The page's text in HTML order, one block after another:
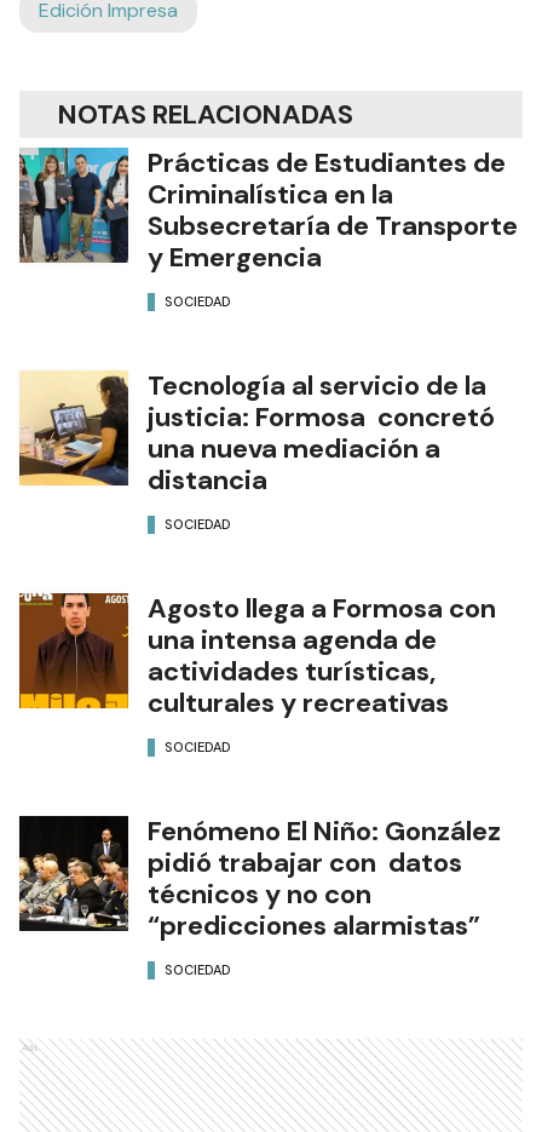
Edición Impresa
NOTAS RELACIONADAS
Prácticas de Estudiantes de
Criminalística en la
Subsecretaría de Transporte
y Emergencia
SOCIEDAD
Tecnología al servicio de la
justicia: Formosa concretó
una nueva mediación a
distancia
SOCIEDAD
Agosto llega a Formosa con
una intensa agenda de
actividades turísticas,
culturales y recreativas
SOCIEDAD
Fenómeno El Niño: González
pidió trabajar con datos
técnicos y no con
“predicciones alarmistas”
SOCIEDAD
Ads